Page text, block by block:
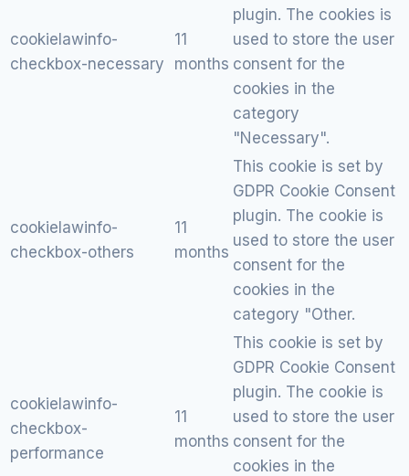
cookielawinfo-
checkbox-necessary
11
months
plugin. The cookies is
used to store the user
consent for the
cookies in the
category
"Necessary".
cookielawinfo-
checkbox-others
11
months
This cookie is set by
GDPR Cookie Consent
plugin. The cookie is
used to store the user
consent for the
cookies in the
category "Other.
cookielawinfo-
checkbox-
performance
11
months
This cookie is set by
GDPR Cookie Consent
plugin. The cookie is
used to store the user
consent for the
cookies in the